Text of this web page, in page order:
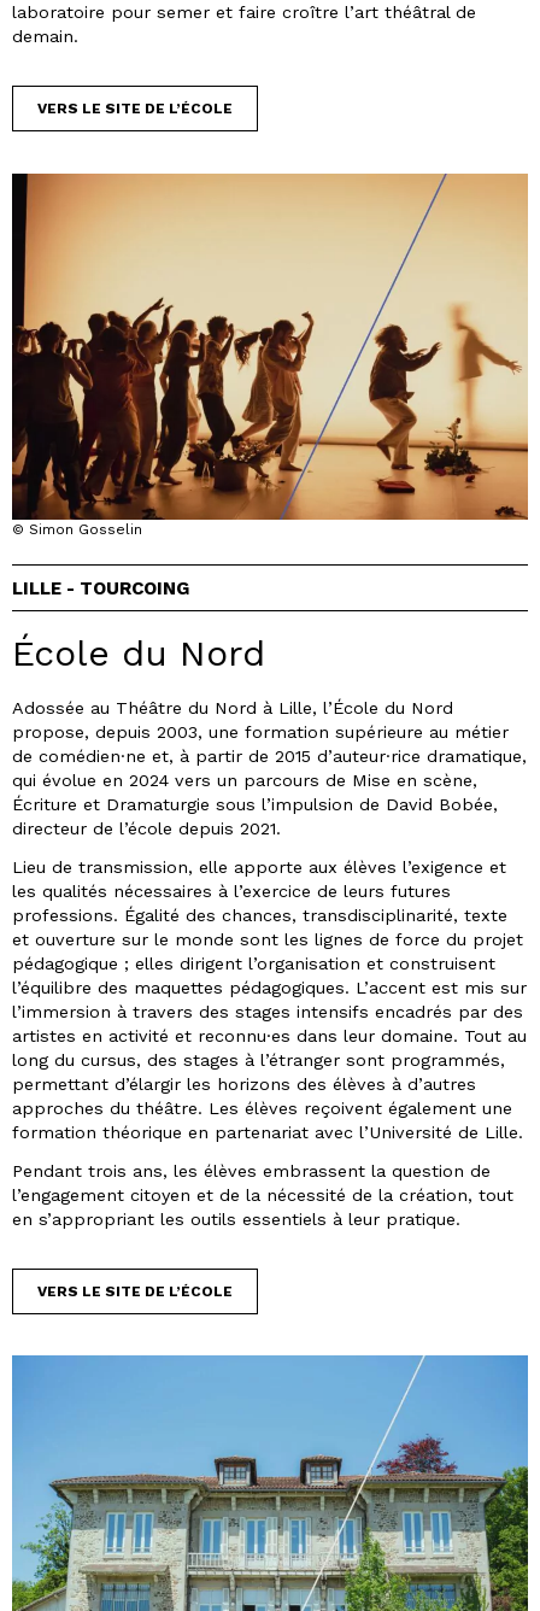
laboratoire pour semer et faire croître l’art théâtral de
demain.
VERS LE SITE DE L’ÉCOLE
© Simon Gosselin
LILLE - TOURCOING
École du Nord
Adossée au Théâtre du Nord à Lille, l’École du Nord
propose, depuis 2003, une formation supérieure au métier
de comédien·ne et, à partir de 2015 d’auteur·rice dramatique,
qui évolue en 2024 vers un parcours de Mise en scène,
Écriture et Dramaturgie sous l’impulsion de David Bobée,
directeur de l’école depuis 2021.
Lieu de transmission, elle apporte aux élèves l’exigence et
les qualités nécessaires à l’exercice de leurs futures
professions. Égalité des chances, transdisciplinarité, texte
et ouverture sur le monde sont les lignes de force du projet
pédagogique ; elles dirigent l’organisation et construisent
l’équilibre des maquettes pédagogiques. L’accent est mis sur
l’immersion à travers des stages intensifs encadrés par des
artistes en activité et reconnu·es dans leur domaine. Tout au
long du cursus, des stages à l’étranger sont programmés,
permettant d’élargir les horizons des élèves à d’autres
approches du théâtre. Les élèves reçoivent également une
formation théorique en partenariat avec l’Université de Lille.
Pendant trois ans, les élèves embrassent la question de
l’engagement citoyen et de la nécessité de la création, tout
en s’appropriant les outils essentiels à leur pratique.
VERS LE SITE DE L’ÉCOLE